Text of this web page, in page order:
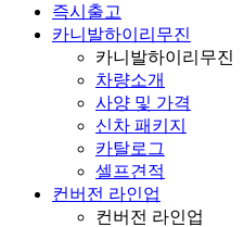
즉시출고
카니발하이리무진
카니발하이리무진
차량소개
사양 및 가격
신차 패키지
카탈로그
셀프견적
컨버전 라인업
컨버전 라인업